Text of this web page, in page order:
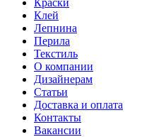
Краски
Клей
Лепнина
Перила
Текстиль
О компании
Дизайнерам
Статьи
Доставка и оплата
Контакты
Вакансии